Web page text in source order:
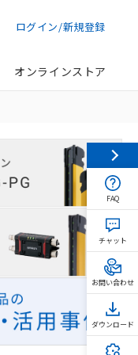
ログイン/新規登録
オンラインストア
FAQ
チャット
お問い合わせ
ダウンロード